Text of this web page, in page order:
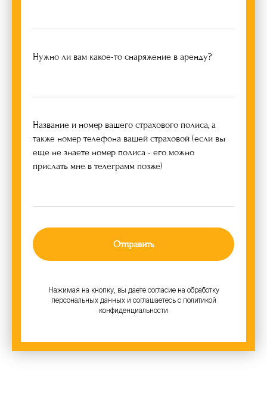
Нужно ли вам какое-то снаряжение в аренду?
Название и номер вашего страхового полиса, а
также номер телефона вашей страховой (если вы
еще не знаете номер полиса - его можно
прислать мне в телеграмм позже)
Отправить
Нажимая на кнопку, вы даете согласие на обработку
персональных данных и соглашаетесь c политикой
конфиденциальности